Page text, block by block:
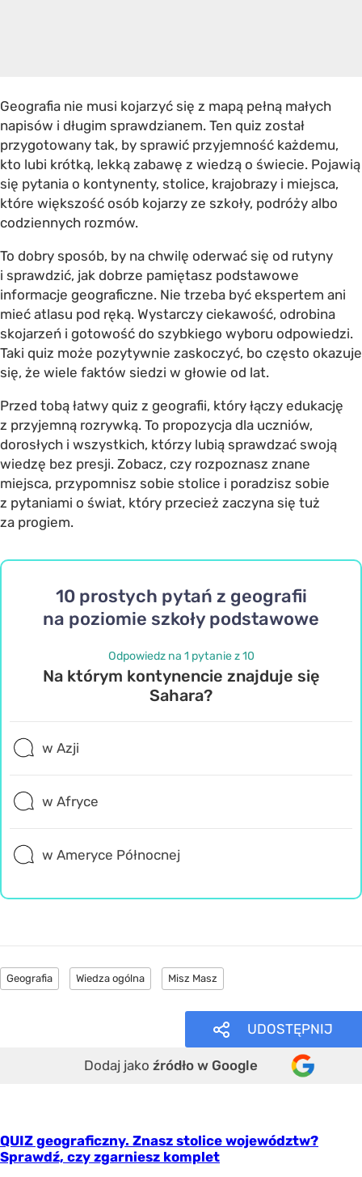
Geografia nie musi kojarzyć się z mapą pełną małych
napisów i długim sprawdzianem. Ten quiz został
przygotowany tak, by sprawić przyjemność każdemu,
kto lubi krótką, lekką zabawę z wiedzą o świecie. Pojawią
się pytania o kontynenty, stolice, krajobrazy i miejsca,
które większość osób kojarzy ze szkoły, podróży albo
codziennych rozmów.
To dobry sposób, by na chwilę oderwać się od rutyny
i sprawdzić, jak dobrze pamiętasz podstawowe
informacje geograficzne. Nie trzeba być ekspertem ani
mieć atlasu pod ręką. Wystarczy ciekawość, odrobina
skojarzeń i gotowość do szybkiego wyboru odpowiedzi.
Taki quiz może pozytywnie zaskoczyć, bo często okazuje
się, że wiele faktów siedzi w głowie od lat.
Przed tobą łatwy quiz z geografii, który łączy edukację
z przyjemną rozrywką. To propozycja dla uczniów,
dorosłych i wszystkich, którzy lubią sprawdzać swoją
wiedzę bez presji. Zobacz, czy rozpoznasz znane
miejsca, przypomnisz sobie stolice i poradzisz sobie
z pytaniami o świat, który przecież zaczyna się tuż
za progiem.
10 prostych pytań z geografii
na poziomie szkoły podstawowe
Odpowiedz na 1 pytanie z 10
Na którym kontynencie znajduje się
Sahara?
w Azji
w Afryce
w Ameryce Północnej
Geografia Wiedza ogólna Misz Masz
UDOSTĘPNIJ
Dodaj jako źródło w Google
QUIZ geograficzny. Znasz stolice województw?
Sprawdź, czy zgarniesz komplet